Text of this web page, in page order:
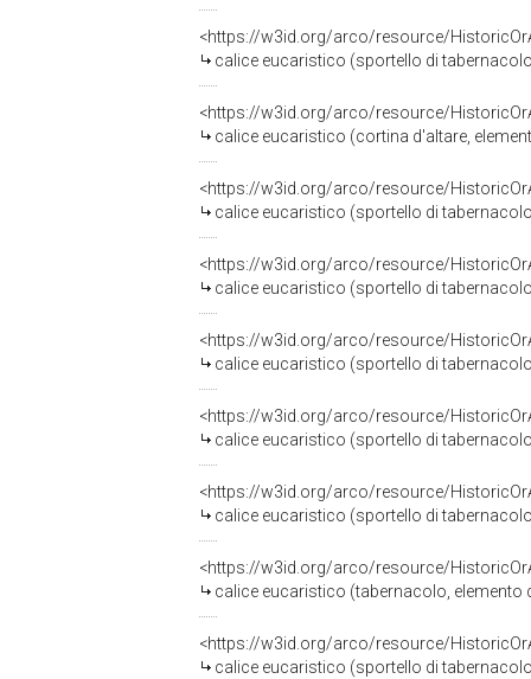
<https://w3id.org/arco/resource/
calice eucaristico (sportello di
<https://w3id.org/arco/resource/
calice eucaristico (cortina d'altare,
<https://w3id.org/arco/resource/
calice eucaristico (sportello di
<https://w3id.org/arco/resource/
calice eucaristico (sportello di
<https://w3id.org/arco/resource/
calice eucaristico (sportello di
<https://w3id.org/arco/resource/
calice eucaristico (sportello di
<https://w3id.org/arco/resource/
calice eucaristico (sportello di
<https://w3id.org/arco/resource/
calice eucaristico (tabernacolo, elemento
<https://w3id.org/arco/resource/
calice eucaristico (sportello di